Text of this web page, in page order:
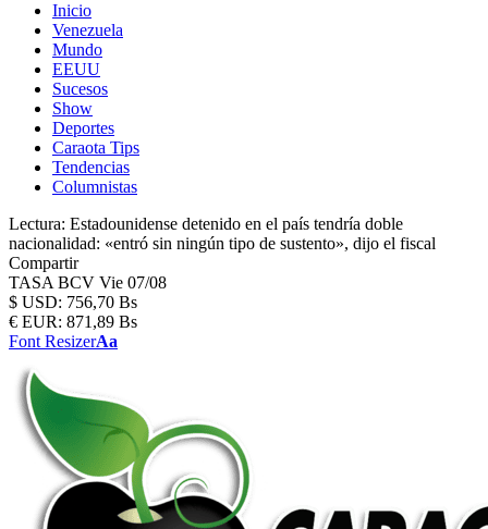
Inicio
Venezuela
Mundo
EEUU
Sucesos
Show
Deportes
Caraota Tips
Tendencias
Columnistas
Lectura: Estadounidense detenido en el país tendría doble
nacionalidad: «entró sin ningún tipo de sustento», dijo el fiscal
Compartir
TASA BCV Vie 07/08
$ USD: 756,70 Bs
€ EUR: 871,89 Bs
Font ResizerAa